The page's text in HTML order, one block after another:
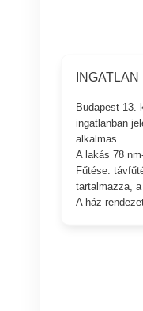
Budapest 13.
ingatlanban
alkalmas.
A lakás 78
Fűtése:
tartalmazza,
A ház